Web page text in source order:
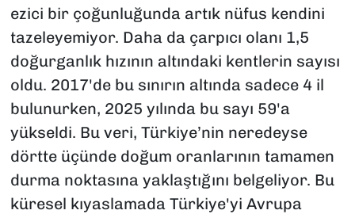
ezici bir çoğunluğunda artık nüfus kendini
tazeleyemiyor. Daha da çarpıcı olanı 1,5
doğurganlık hızının altındaki kentlerin sayısı
oldu. 2017'de bu sınırın altında sadece 4 il
bulunurken, 2025 yılında bu sayı 59'a
yükseldi. Bu veri, Türkiye’nin neredeyse
dörtte üçünde doğum oranlarının tamamen
durma noktasına yaklaştığını belgeliyor. Bu
küresel kıyaslamada Türkiye'yi Avrupa